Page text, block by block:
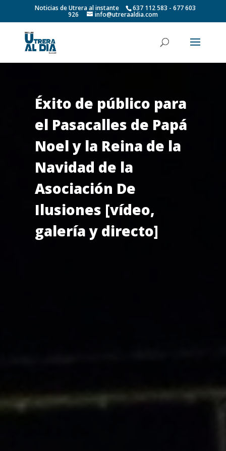
Noticias de Utrera al instante 637 112 583 - 677 603
926 info@utreraaldia.com
Éxito de público para
el Pasacalles de Papá
Noel y la Reina de la
Navidad de la
Asociación De
Ilusiones [vídeo,
galería y directo]